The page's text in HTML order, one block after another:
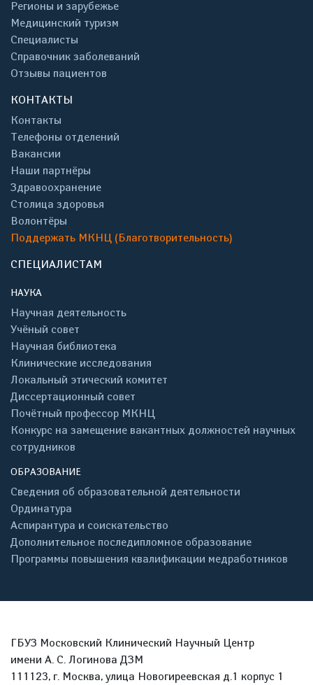
Регионы и зарубежье
Медицинский туризм
Специалисты
Справочник заболеваний
Отзывы пациентов
КОНТАКТЫ
Контакты
Телефоны отделений
Вакансии
Наши партнёры
Здравоохранение
Столица здоровья
Волонтёры
Поддержать МКНЦ (Благотворительность)
СПЕЦИАЛИСТАМ
НАУКА
Научная деятельность
Учёный совет
Научная библиотека
Клинические исследования
Локальный этический комитет
Диссертационный совет
Почётный профессор МКНЦ
Конкурс на замещение вакантных должностей научных
сотрудников
ОБРАЗОВАНИЕ
Сведения об образовательной деятельности
Ординатура
Аспирантура и соискательство
Дополнительное последипломное образование
Программы повышения квалификации медработников
ГБУЗ Московский Клинический Научный Центр
имени А. С. Логинова ДЗМ
111123, г. Москва, улица Новогиреевская д.1 корпус 1